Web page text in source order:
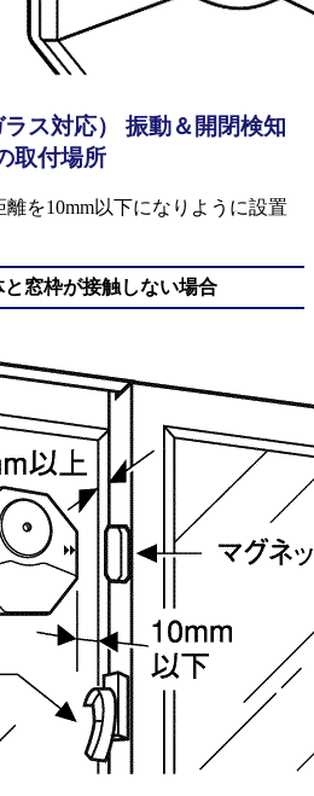
ス対応） 振動＆開閉検知
取付場所
を10mm以下になりように設置
窓枠が接触しない場合